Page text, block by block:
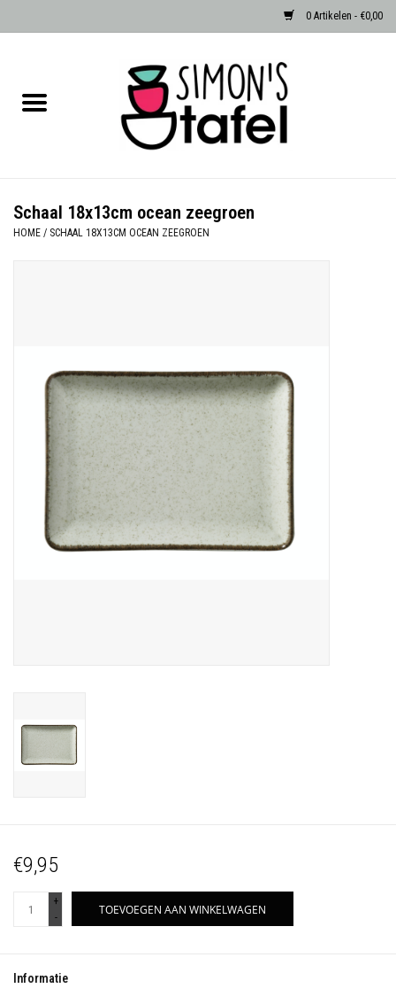
0 Artikelen - €0,00
Albast waxinehouders van Zenza
Over Simon's Tafel
Cadeaubonnen
Schaal 18x13cm ocean zeegroen
HOME / SCHAAL 18X13CM OCEAN ZEEGROEN
€9,95
+
-
TOEVOEGEN AAN WINKELWAGEN
Informatie